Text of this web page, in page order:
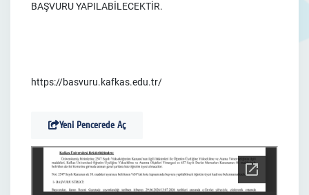
BAŞVURU YAPILABİLECEKTİR.
https://basvuru.kafkas.edu.tr/
Yeni Pencerede Aç